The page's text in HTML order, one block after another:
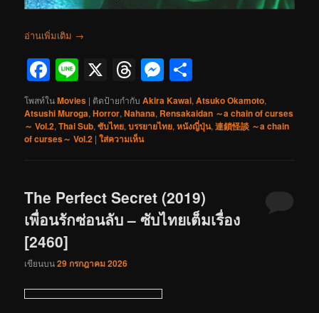
อ่านเพิ่มเติม →
Facebook
Line
X Threads
Messenger
โพสท์ในMovies | ติดป้ายกำกับ Akira Kawai,Atsuko Okamoto,
Atsushi Muroga,Horror,Nahana, Rensakaidan ～a chain of curses
～ Vol.2,Thai Sub,ซับไทย,บรรยายไทย,หนังญี่ปุ่น,連鎖怪談 ～a chain
of curses～ Vol.2 |ใส่ความเห็น
The Perfect Secret (2019)
เพื่อนรักซ่อนลับ – ซับไทยเต็มเรื่อง
[2460]
เขียนบน29 กรกฎาคม 2026